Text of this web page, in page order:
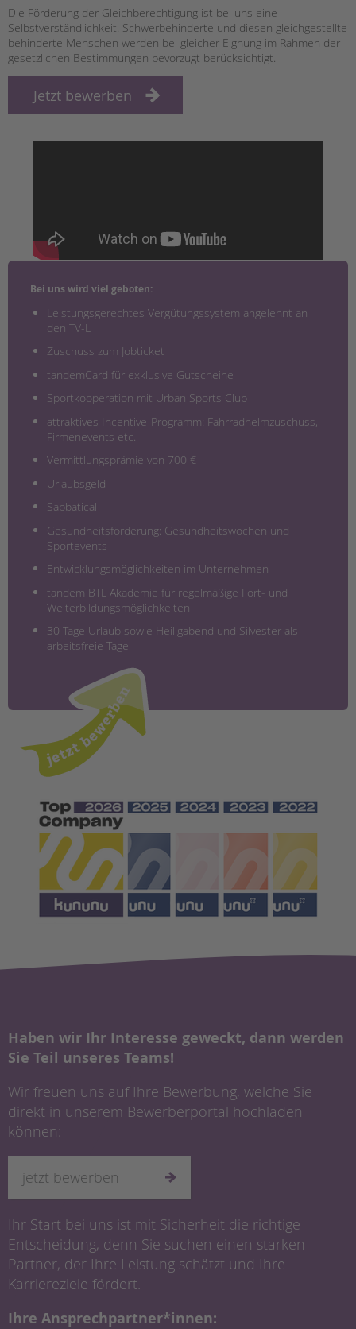
NEWS/BLOG
unkuerzbar
Briefe an Kai
PRESSE
Intranet
Die Förderung der Gleichberechtigung ist bei uns eine
Selbstverständlichkeit. Schwerbehinderte und diesen gleichgestellte
behinderte Menschen werden bei gleicher Eignung im Rahmen der
gesetzlichen Bestimmungen bevorzugt berücksichtigt.
Jetzt bewerben
Bei uns wird viel geboten:
Leistungsgerechtes Vergütungssystem angelehnt an
den TV-L
Zuschuss zum Jobticket
tandemCard für exklusive Gutscheine
Sportkooperation mit Urban Sports Club
attraktives Incentive-Programm: Fahrradhelmzuschuss,
Firmenevents etc.
Vermittlungsprämie von 700 €
Urlaubsgeld
Sabbatical
Gesundheitsförderung: Gesundheitswochen und
Sportevents
Entwicklungsmöglichkeiten im Unternehmen
tandem BTL Akademie für regelmäßige Fort- und
Weiterbildungsmöglichkeiten
30 Tage Urlaub sowie Heiligabend und Silvester als
arbeitsfreie Tage
Haben wir Ihr Interesse geweckt, dann werden
Sie Teil unseres Teams!
Wir freuen uns auf Ihre Bewerbung, welche Sie
direkt in unserem Bewerberportal hochladen
können:
jetzt bewerben
Ihr Start bei uns ist mit Sicherheit die richtige
Entscheidung, denn Sie suchen einen starken
Partner, der Ihre Leistung schätzt und Ihre
Karriereziele fördert.
Ihre Ansprechpartner*innen: